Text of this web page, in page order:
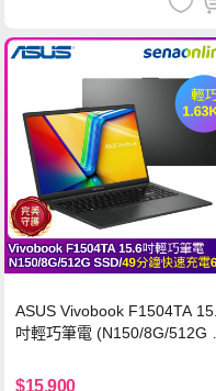
ASUS Vivobook F1504TA
吋輕巧筆電 (N150/8G/512G
$15,900